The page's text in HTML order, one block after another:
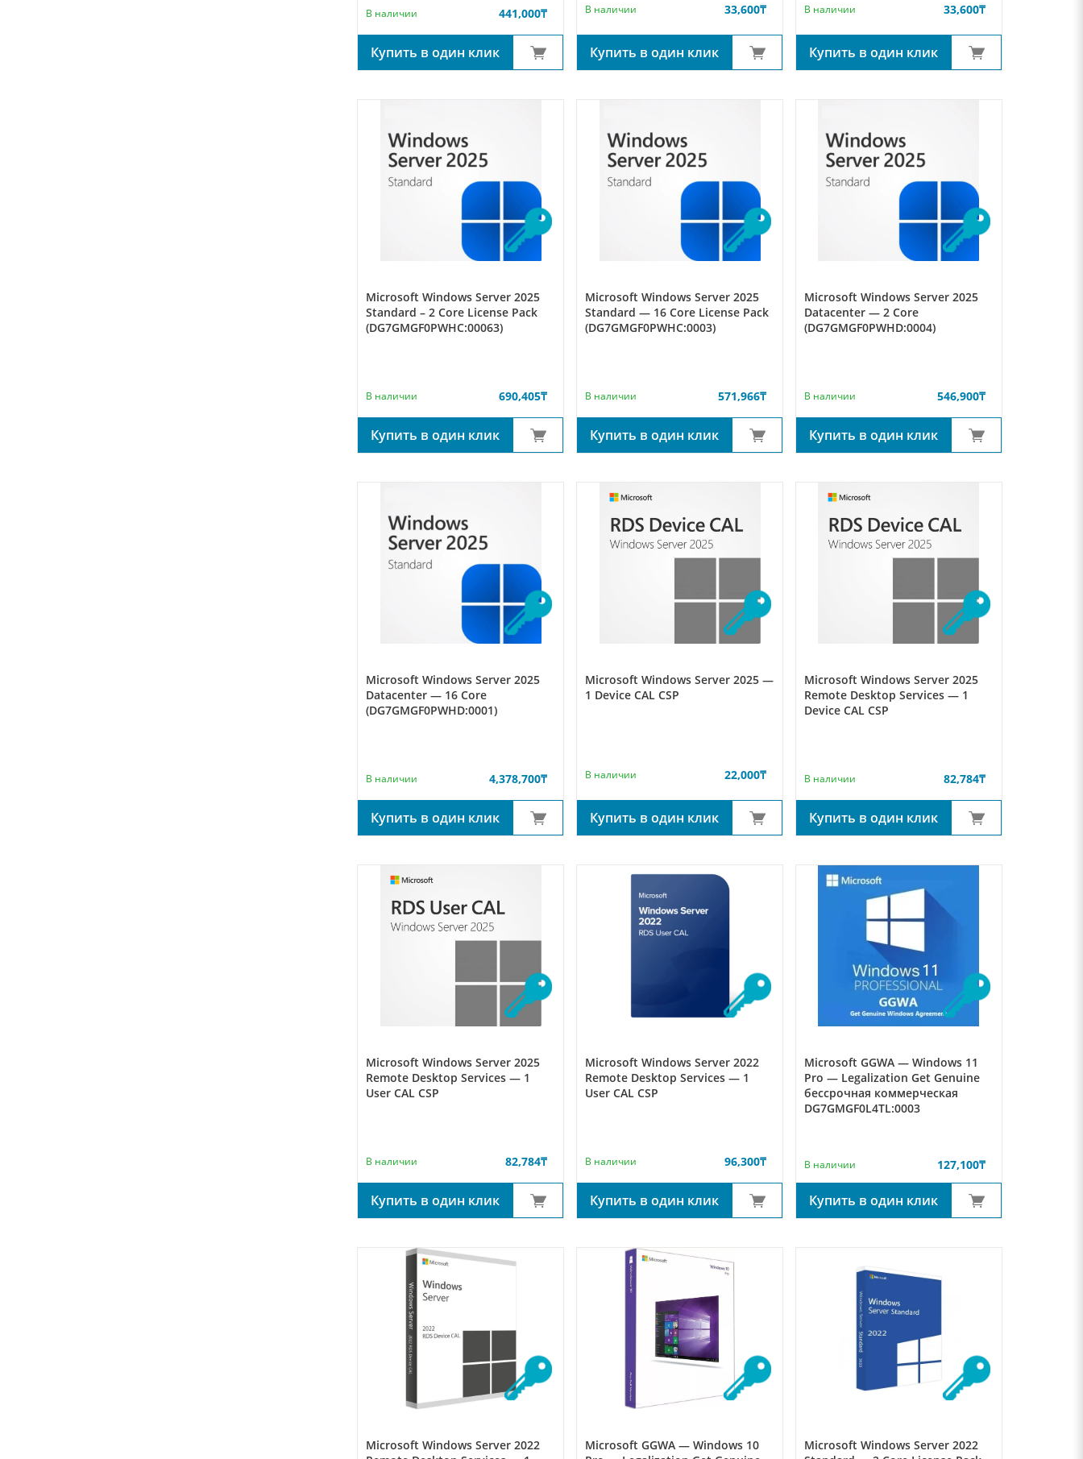
В наличии 441,000₸
Купить в один клик
В наличии 33,600₸
Купить в один клик
В наличии 33,600₸
Купить в один клик
Microsoft Windows Server 2025
Standard – 2 Core License Pack
(DG7GMGF0PWHC:00063)
В наличии 690,405₸
Купить в один клик
Microsoft Windows Server 2025
Standard — 16 Core License Pack
(DG7GMGF0PWHC:0003)
В наличии 571,966₸
Купить в один клик
Microsoft Windows Server 2025
Datacenter — 2 Core
(DG7GMGF0PWHD:0004)
В наличии 546,900₸
Купить в один клик
Microsoft Windows Server 2025
Datacenter — 16 Core
(DG7GMGF0PWHD:0001)
В наличии 4,378,700₸
Купить в один клик
Microsoft Windows Server 2025 —
1 Device CAL CSP
В наличии 22,000₸
Купить в один клик
Microsoft Windows Server 2025
Remote Desktop Services — 1
Device CAL CSP
В наличии 82,784₸
Купить в один клик
Microsoft Windows Server 2025
Remote Desktop Services — 1
User CAL CSP
В наличии 82,784₸
Купить в один клик
Microsoft Windows Server 2022
Remote Desktop Services — 1
User CAL CSP
В наличии 96,300₸
Купить в один клик
Microsoft GGWA — Windows 11
Pro — Legalization Get Genuine
бессрочная коммерческая
DG7GMGF0L4TL:0003
В наличии 127,100₸
Купить в один клик
Microsoft Windows Server 2022
Microsoft GGWA — Windows 10
Microsoft Windows Server 2022